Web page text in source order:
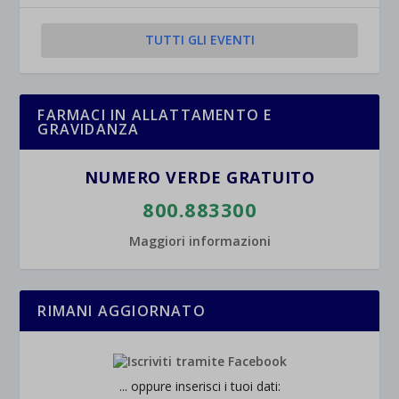
TUTTI GLI EVENTI
FARMACI IN ALLATTAMENTO E
GRAVIDANZA
NUMERO VERDE GRATUITO
800.883300
Maggiori informazioni
RIMANI AGGIORNATO
... oppure inserisci i tuoi dati:
wpc*